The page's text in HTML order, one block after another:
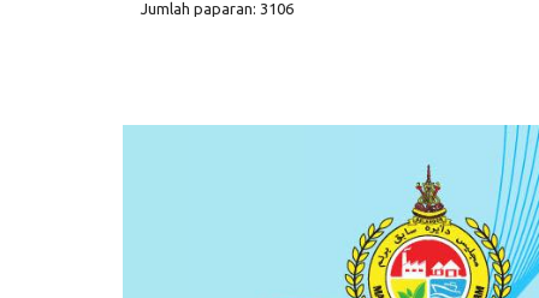
Jumlah paparan: 3106